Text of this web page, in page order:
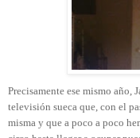
Precisamente ese mismo año,
televisión sueca que, con el
misma y que a poco a poco